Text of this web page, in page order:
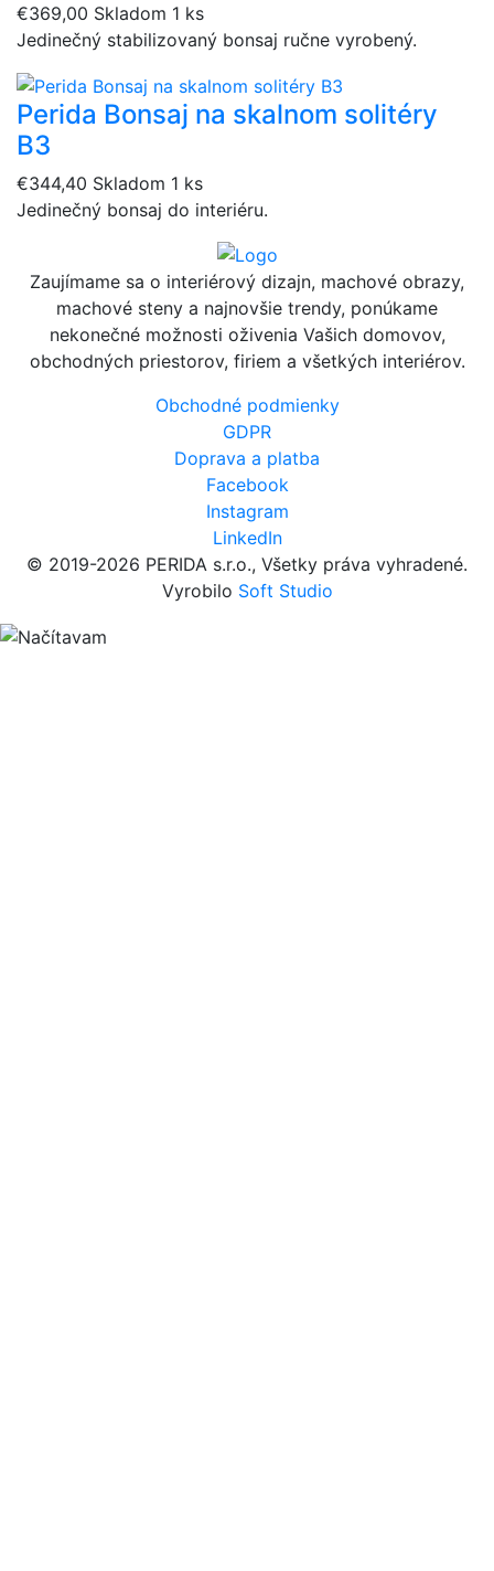
€369,00 Skladom 1 ks
Jedinečný stabilizovaný bonsaj ručne vyrobený.
Perida Bonsaj na skalnom solitéry
B3
€344,40 Skladom 1 ks
Jedinečný bonsaj do interiéru.
Zaujímame sa o interiérový dizajn, machové obrazy,
machové steny a najnovšie trendy, ponúkame
nekonečné možnosti oživenia Vašich domovov,
obchodných priestorov, firiem a všetkých interiérov.
Obchodné podmienky
GDPR
Doprava a platba
Facebook
Instagram
LinkedIn
© 2019-2026 PERIDA s.r.o., Všetky práva vyhradené.
Vyrobilo Soft Studio